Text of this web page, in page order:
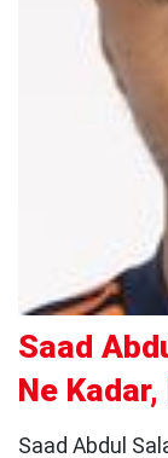
Saad
Ne
Saad Abdul